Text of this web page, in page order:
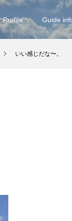
Profile Guide
いい感じだな〜。